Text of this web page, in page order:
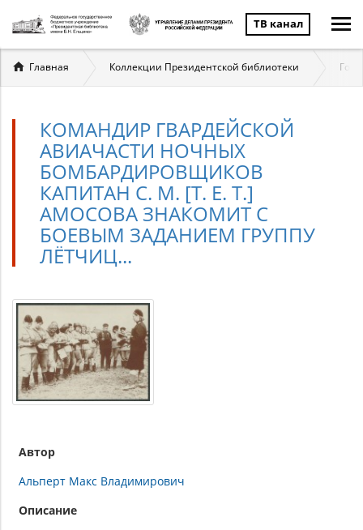
ТВ канал
Вы
здесь
Главная Коллекции Президентской библиотеки
КОМАНДИР ГВАРДЕЙСКОЙ
АВИАЧАСТИ НОЧНЫХ
БОМБАРДИРОВЩИКОВ
КАПИТАН С. М. [Т. Е. Т.]
АМОСОВА ЗНАКОМИТ С
БОЕВЫМ ЗАДАНИЕМ ГРУППУ
ЛЁТЧИЦ...
Автор
Альперт Макс Владимирович
Описание